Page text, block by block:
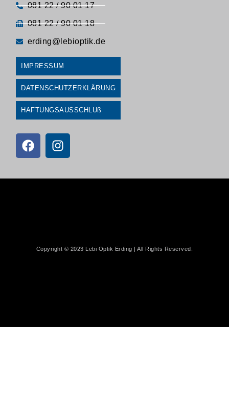
081 22 / 90 01 17
081 22 / 90 01 18
erding@lebioptik.de
IMPRESSUM
DATENSCHUTZERKLÄRUNG
HAFTUNGSAUSSCHLUß
Copyright © 2023 Lebi Optik Erding | All Rights Reserved.